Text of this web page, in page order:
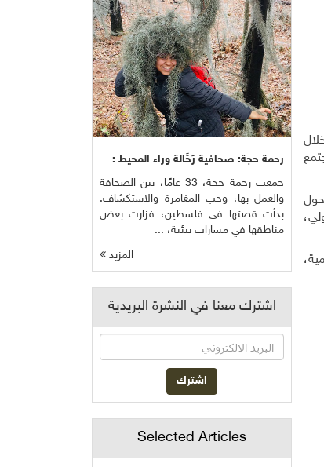
حول
رحمة حجة: صحافية رَحَّالة وراء المحيط :
جمعت رحمة حجة، 33 عامًا، بين الصحافة
والعمل بها، وحب المغامرة والاستكشاف.
بدأت قصتها في فلسطين، فزارت بعض
مناطقها في مسارات بيئية، ...
المزيد
اشترك معنا في النشرة البريدية
Selected Articles